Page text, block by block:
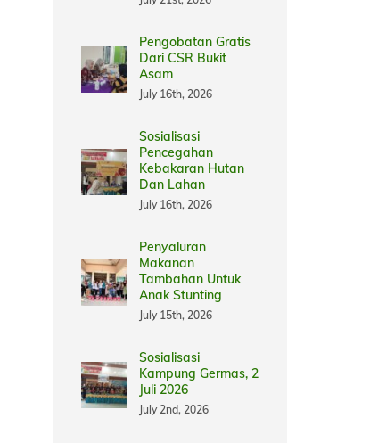
Pengobatan Gratis
Dari CSR Bukit
Asam
July 16th, 2026
Sosialisasi
Pencegahan
Kebakaran Hutan
Dan Lahan
July 16th, 2026
Penyaluran
Makanan
Tambahan Untuk
Anak Stunting
July 15th, 2026
Sosialisasi
Kampung Germas, 2
Juli 2026
July 2nd, 2026